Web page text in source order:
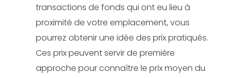
transactions de fonds qui ont eu lieu à
proximité de votre emplacement, vous
pourrez obtenir une idée des prix pratiqués.
Ces prix peuvent servir de première
approche pour connaître le prix moyen du